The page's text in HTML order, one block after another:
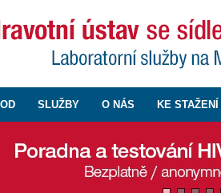
SLUŽBY O NÁS KE STAŽENÍ